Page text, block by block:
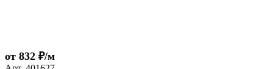
от 832 ₽/м